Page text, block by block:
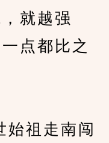
就越强
点都比之
祖走南闯